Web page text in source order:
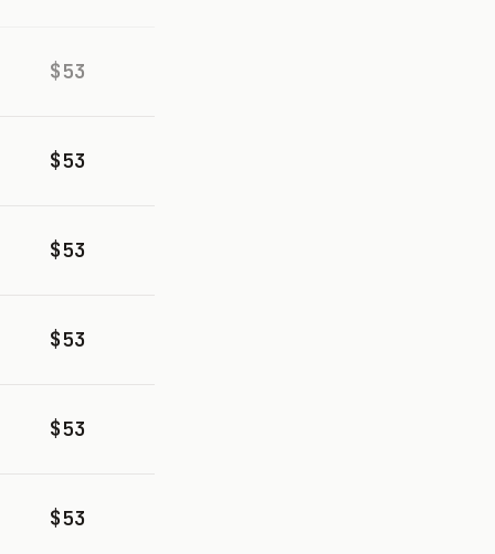
$53
$53
$53
$53
$53
$53